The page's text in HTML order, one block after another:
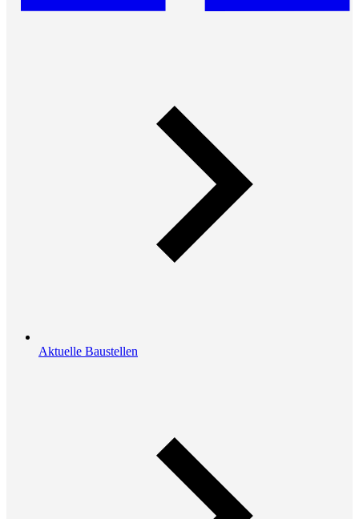
Aktuelle Baustellen